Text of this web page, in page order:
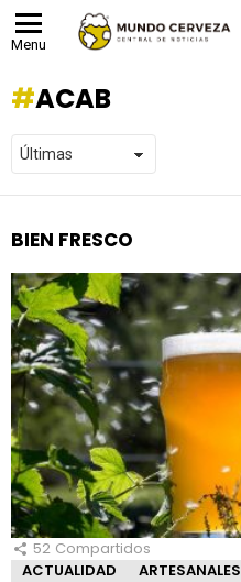
Menu
ACAB
BIEN FRESCO
52 Compartidos
ACTUALIDAD
ARTESANALES